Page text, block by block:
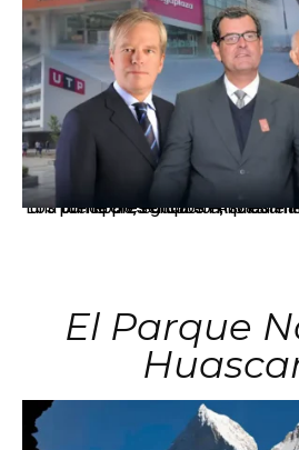
Los principales grupos empresariales del país mantienen una fuerte presencia en Áncash mediante
El Parque